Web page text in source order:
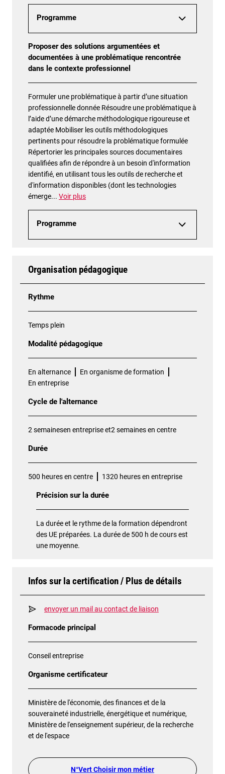
Programme
Proposer des solutions argumentées et
documentées à une problématique rencontrée
dans le contexte professionnel
Formuler une problématique à partir d’une situation
professionnelle donnée Résoudre une problématique à
l’aide d’une démarche méthodologique rigoureuse et
adaptée Mobiliser les outils méthodologiques
pertinents pour résoudre la problématique formulée
Répertorier les principales sources documentaires
qualifiées afin de répondre à un besoin d'information
identifié, en utilisant tous les outils de recherche et
d'information disponibles (dont les technologies
émerge... Voir plus
Programme
Organisation pédagogique
Rythme
Temps plein
Modalité pédagogique
En alternance
En organisme de formation
En entreprise
Cycle de l'alternance
2 semainesen entreprise et2 semaines en centre
Durée
500 heures en centre 1320 heures en entreprise
Précision sur la durée
La durée et le rythme de la formation dépendront
des UE préparées. La durée de 500 h de cours est
une moyenne.
Infos sur la certification / Plus de détails
envoyer un mail au contact de liaison
Formacode principal
Conseil entreprise
Organisme certificateur
Ministère de l'économie, des finances et de la
souveraineté industrielle, énergétique et numérique,
Ministère de l'enseignement supérieur, de la recherche
et de l'espace
N°Vert Choisir mon métier